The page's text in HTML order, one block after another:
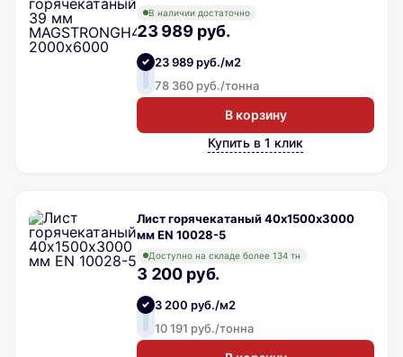
В наличии достаточно
23 989 руб.
23 989 руб./м2
78 360 руб./тонна
В корзину
Купить в 1 клик
Лист горячекатаный 40х1500х3000
мм EN 10028-5
Доступно на складе более 134 тн
3 200 руб.
3 200 руб./м2
10 191 руб./тонна